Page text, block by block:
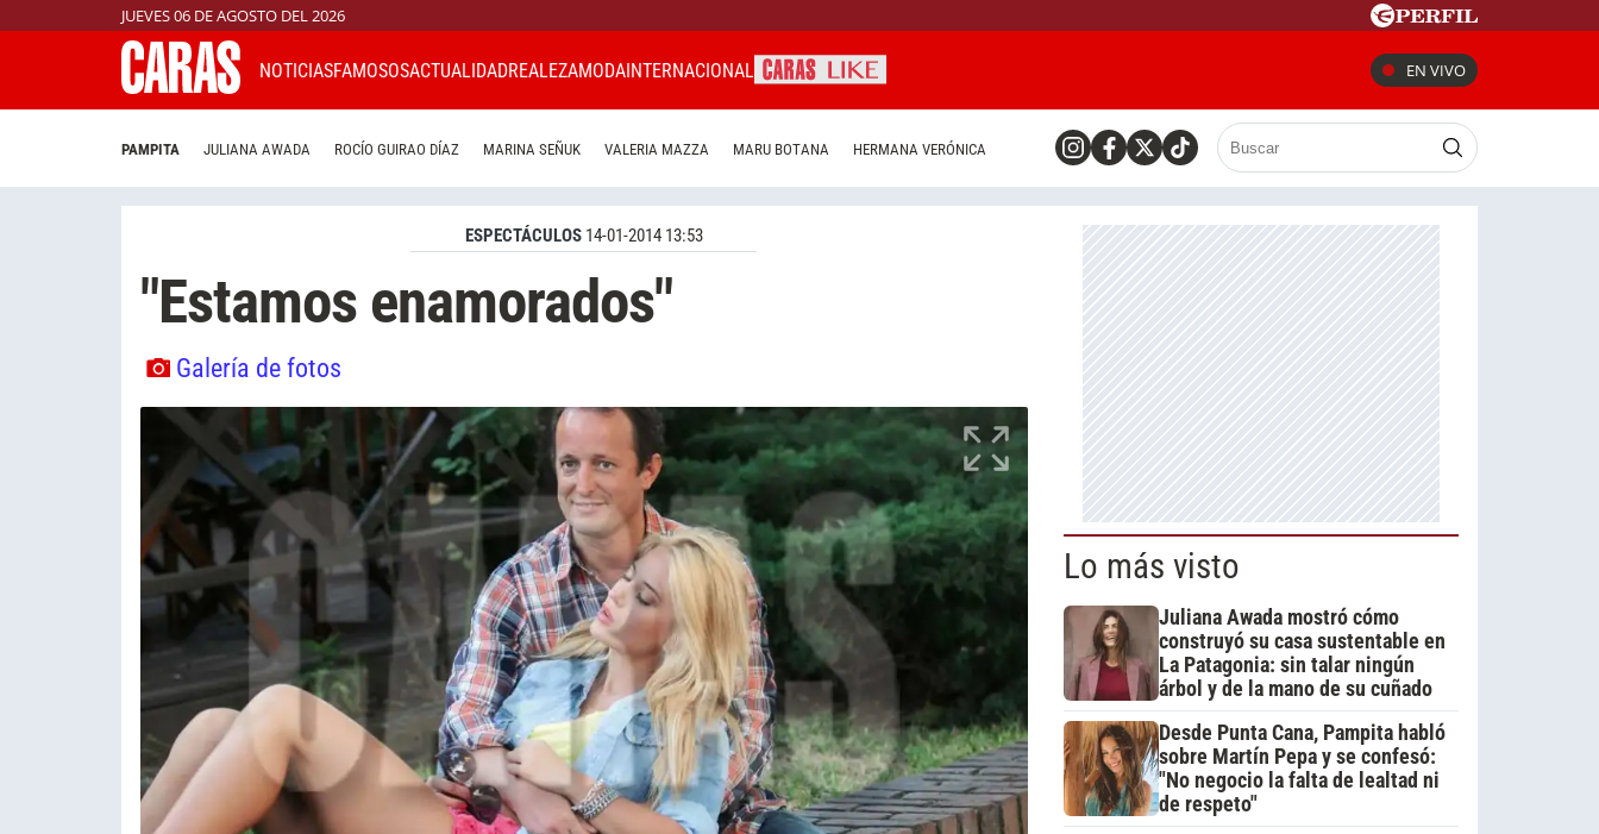
JUEVES 06 DE AGOSTO DEL 2026
NOTICIASFAMOSOSACTUALIDADREALEZAMODAINTERNACIONAL EN VIVO
PAMPITA JULIANA AWADA ROCÍO GUIRAO DÍAZ MARINA SEÑUK VALERIA MAZZA MARU BOTANA HERMANA VERÓNICA
ESPECTÁCULOS 14-01-2014 13:53
"Estamos enamorados"
Galería de fotos
Lo más visto
Juliana Awada mostró cómo
construyó su casa sustentable en
La Patagonia: sin talar ningún
árbol y de la mano de su cuñado
Desde Punta Cana, Pampita habló
sobre Martín Pepa y se confesó:
"No negocio la falta de lealtad ni
de respeto"